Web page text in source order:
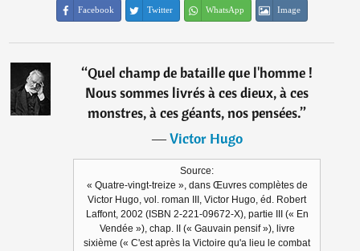
Facebook Twitter WhatsApp Image
“Quel champ de bataille que l'homme !
Nous sommes livrés à ces dieux, à ces
monstres, à ces géants, nos pensées.”
―Victor Hugo
Source:
« Quatre-vingt-treize », dans Œuvres complètes de
Victor Hugo, vol. roman III, Victor Hugo, éd. Robert
Laffont, 2002 (ISBN 2-221-09672-X), partie III (« En
Vendée »), chap. II (« Gauvain pensif »), livre
sixième (« C'est après la Victoire qu'a lieu le combat